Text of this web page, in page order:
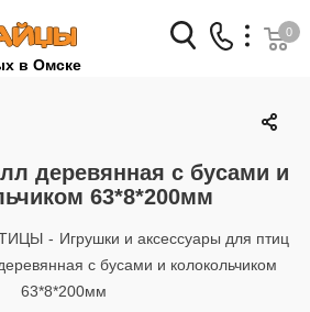
в Омске
Заказать звонок
+7 (3812) 79-04-04
+7 (950) 959-88-32
0
деревянная с бусами и
63*8*200мм
- Игрушки и аксессуары для птиц
с бусами и колокольчиком
63*8*200мм